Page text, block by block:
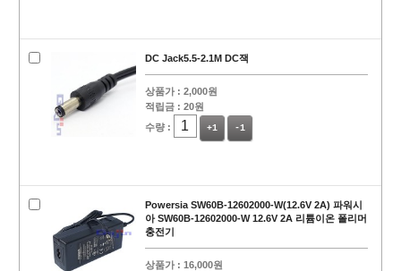
DC Jack5.5-2.1M DC잭
상품가 : 2,000원
적립금 : 20원
수량 :
+1 -1
Powersia SW60B-12602000-W(12.6V 2A) 파워시
아 SW60B-12602000-W 12.6V 2A 리튬이온 폴리머
충전기
상품가 : 16,000원